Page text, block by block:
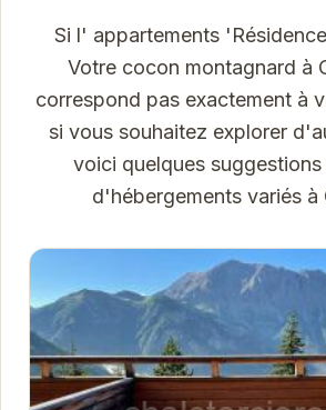
Si l' appartements
Votre cocon montagnard à
correspond pas exactement à
si vous souhaitez explorer
voici quelques
d'hébergements variés à